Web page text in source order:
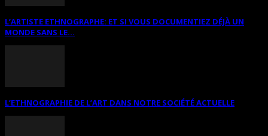
L’ARTISTE ETHNOGRAPHE: ET SI VOUS DOCUMENTIEZ DÉJÀ UN
MONDE SANS LE...
L’ETHNOGRAPHIE DE L’ART DANS NOTRE SOCIÉTÉ ACTUELLE